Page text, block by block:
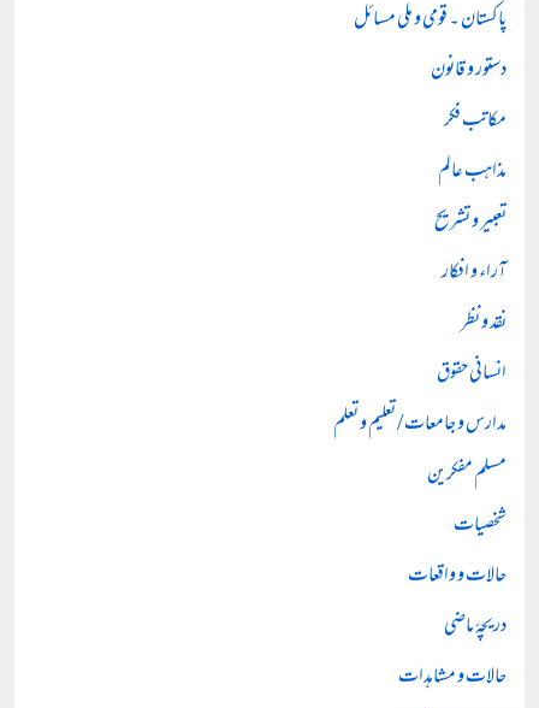
پاکستان ۔ قومی و ملی مسائل
دستور و قانون
مکاتب فکر
مذاہب عالم
تعبیر و تشریح
آراء و افکار
نقد و نظر
انسانی حقوق
مدارس و جامعات / تعلیم و تعلم
مسلم مفکرین
شخصیات
حالات و واقعات
دریچۂ ماضی
حالات و مشاہدات